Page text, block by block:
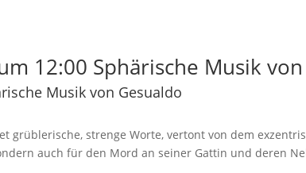
12:00 Sphärische Musik
Musik von Gesualdo
grüblerische, strenge Worte, vertont von dem
auch für den Mord an seiner Gattin und deren